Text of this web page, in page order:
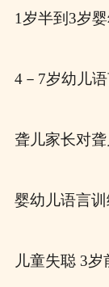
婴幼儿语言
儿童失聪 3